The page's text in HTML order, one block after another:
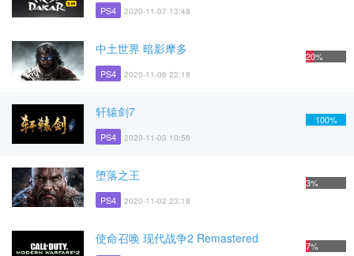
PS4 2020-11-07 13:48
中土世界 暗影摩多
PS4 2020-11-06 22:18
20%
轩辕剑7
PS4 2020-11-03 10:56
100%
堕落之王
PS4 2020-11-02 23:18
3%
使命召唤 现代战争2 Remastered 7%